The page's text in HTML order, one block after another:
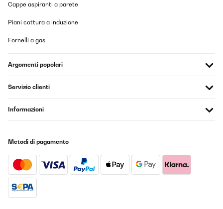
Cappe aspiranti a parete
Piani cottura a induzione
Fornelli a gas
Argomenti popolari
Servizio clienti
Informazioni
Metodi di pagamento